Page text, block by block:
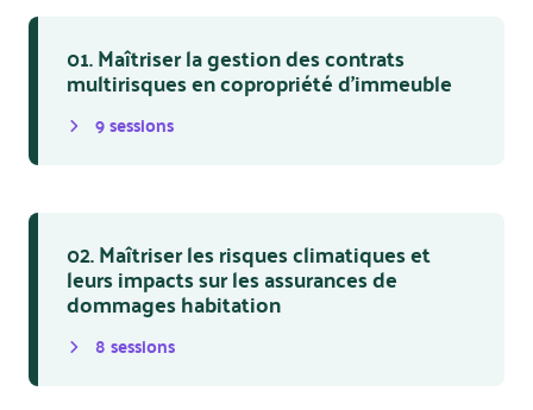
01. Maîtriser la gestion des contrats
multirisques en copropriété d’immeuble
9sessions
02. Maîtriser les risques climatiques et
leurs impacts sur les assurances de
dommages habitation
8sessions